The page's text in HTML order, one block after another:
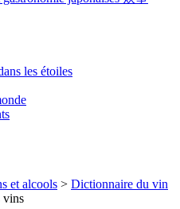
les étoiles
et alcools > Dictionnaire du vin
vins